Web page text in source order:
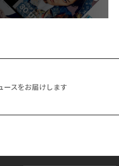
ースをお届けします